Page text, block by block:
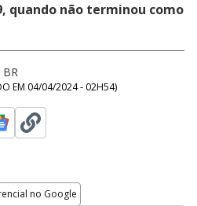
quando não terminou como
EM 04/04/2024 - 02H54)
no Google